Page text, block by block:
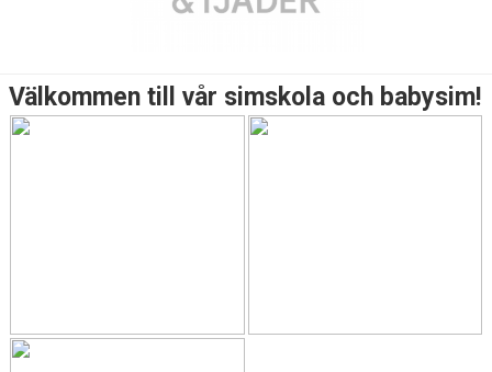
Välkommen till vår simskola och babysim!